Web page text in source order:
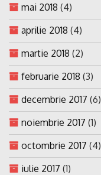
mai 2018 (4)
aprilie 2018 (4)
martie 2018 (2)
februarie 2018 (3)
decembrie 2017 (6)
noiembrie 2017 (1)
octombrie 2017 (4)
iulie 2017 (1)